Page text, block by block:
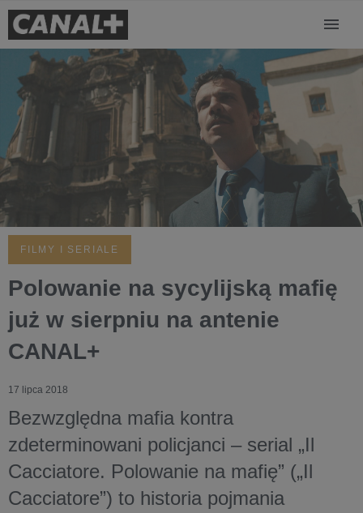
FILMY I SERIALE
Polowanie na sycylijską mafię
już w sierpniu na antenie
CANAL+
17 lipca 2018
Bezwzględna mafia kontra
zdeterminowani policjanci – serial „Il
Cacciatore. Polowanie na mafię” („Il
Cacciatore”) to historia pojmania